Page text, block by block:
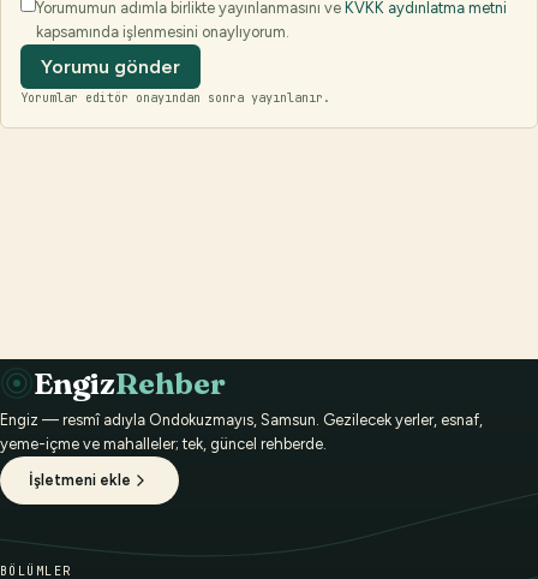
Yorumumun adımla birlikte yayınlanmasını ve KVKK aydınlatma metni
kapsamında işlenmesini onaylıyorum.
Yorumu gönder
Yorumlar editör onayından sonra yayınlanır.
EngizRehber
Engiz — resmî adıyla Ondokuzmayıs, Samsun. Gezilecek yerler, esnaf,
yeme-içme ve mahalleler; tek, güncel rehberde.
İşletmeni ekle
BÖLÜMLER